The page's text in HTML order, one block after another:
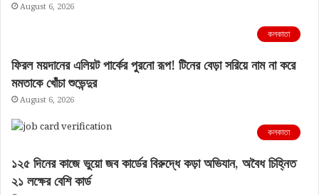
August 6, 2026
কলকাতা
ফিরল ময়দানের এলিয়ট পার্কের পুরনো রূপ! টিনের বেড়া সরিয়ে নাম না করে
মমতাকে খোঁচা শুভেন্দুর
August 6, 2026
কলকাতা
১২৫ দিনের কাজে ভুয়ো জব কার্ডের বিরুদ্ধে কড়া অভিযান, অবৈধ চিহ্নিত
২১ লক্ষের বেশি কার্ড